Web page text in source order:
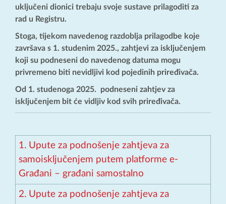
uključeni dionici trebaju svoje sustave prilagoditi za
rad u Registru.
Stoga, tijekom navedenog razdoblja prilagodbe koje
završava s 1. studenim 2025., zahtjevi za isključenjem
koji su podneseni do navedenog datuma mogu
privremeno biti nevidljivi kod pojedinih priređivača.
Od 1. studenoga 2025. podneseni zahtjev za
isključenjem bit će vidljiv kod svih priređivača.
1. Upute za podnošenje zahtjeva za
samoisključenjem putem platforme e-
Građani – građani samostalno
2. Upute za podnošenje zahtjeva za